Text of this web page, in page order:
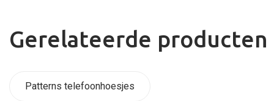
Gerelateerde producten
Patterns telefoonhoesjes